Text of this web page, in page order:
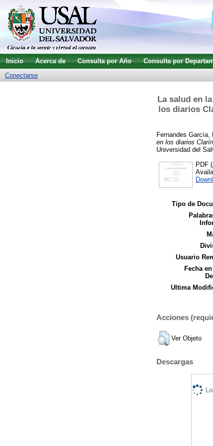
Inicio Acerca de Consulta por Año Consulta por
Conectarse
La salud en
los diarios
Fernandes García,
en los diarios
Universidad del
PDF
Tipo de
Usuario
Fecha
Ultima
Acciones
Ver Objeto
Descargas